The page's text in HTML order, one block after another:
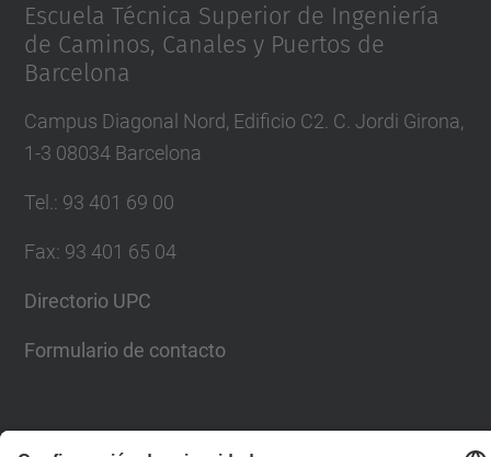
Escuela Técnica Superior de Ingeniería
de Caminos, Canales y Puertos de
Barcelona
Campus Diagonal Nord, Edificio C2. C. Jordi Girona,
1-3 08034 Barcelona
Tel. : 93 401 69 00
Fax: 93 401 65 04
Directorio UPC
Formulario de contacto